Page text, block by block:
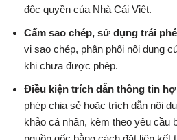
độc quyền của Nhà Cái Việt.
Cấm sao chép, sử dụng trái
vi sao chép, phân phối nội dung
khi chưa được phép.
Điều kiện trích dẫn thông tin
phép chia sẻ hoặc trích dẫn nội
khảo cá nhân, kèm theo yêu cầu